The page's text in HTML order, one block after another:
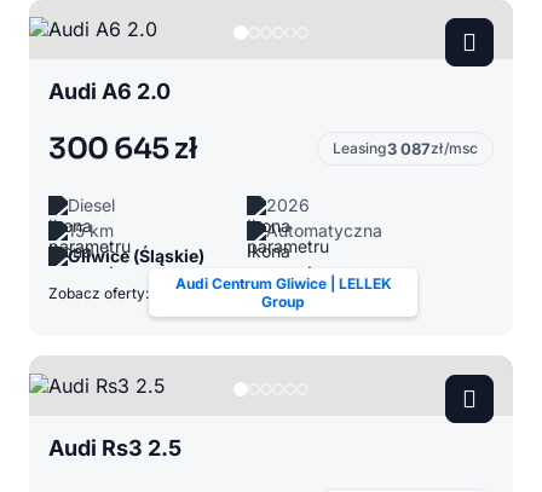
Audi A6 2.0
300 645 zł Leasing3 087zł/msc
Diesel
2026
15 km
Automatyczna
Gliwice (Śląskie)
Zobacz oferty:
Audi Centrum Gliwice | LELLEK
Group
Audi Rs3 2.5